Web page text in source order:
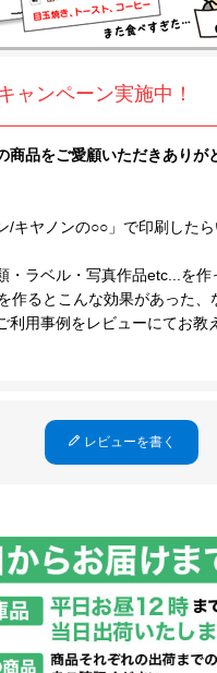
ャンペーン実施中！
商品をご愛顧いただきありが
/キヤノンの○○」で印刷した
・ラベル・写真作品etc...を作
作るとこんな効果があった、
利用事例をレビューにてお教
レビューを書く